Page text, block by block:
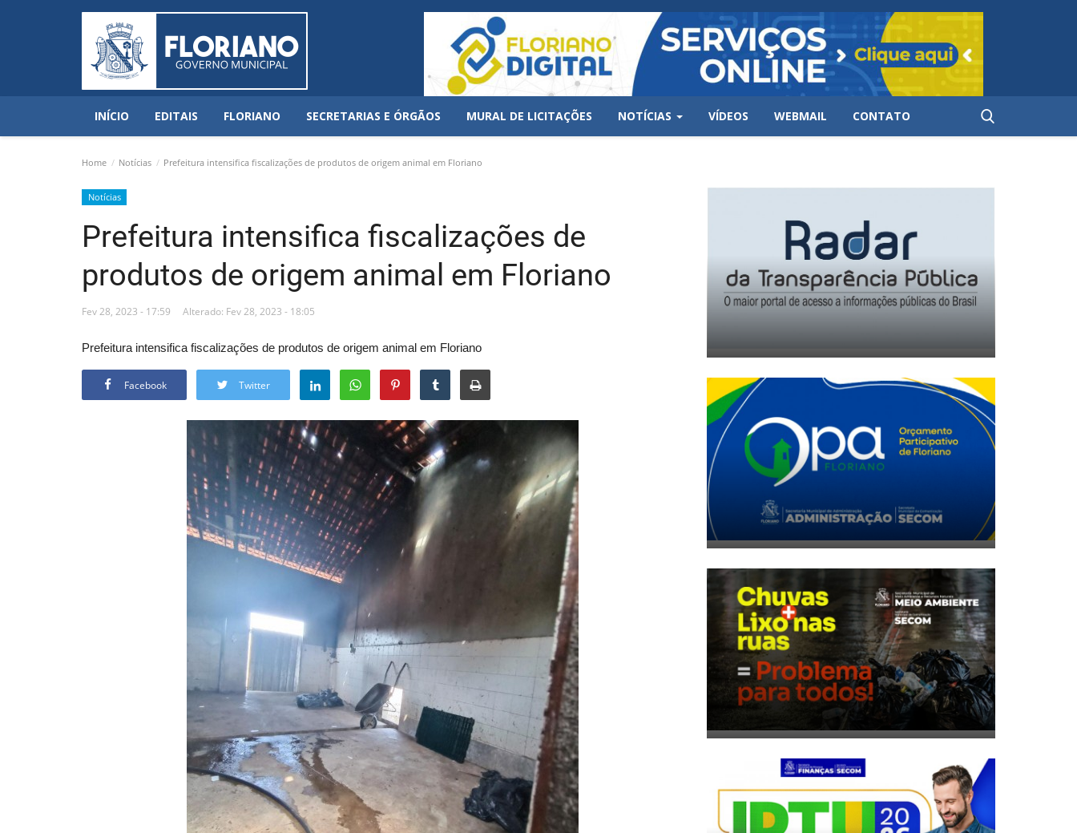
INÍCIO EDITAIS FLORIANO SECRETARIAS E ÓRGÃOS MURAL DE LICITAÇÕES NOTÍCIAS VÍDEOS WEBMAIL CONTATO
Home Notícias Prefeitura intensifica fiscalizações de produtos de origem animal em Floriano
Notícias
Prefeitura intensifica fiscalizações de
produtos de origem animal em Floriano
Fev 28, 2023 - 17:59 Alterado: Fev 28, 2023 - 18:05
Prefeitura intensifica fiscalizações de produtos de origem animal em Floriano
Facebook Twitter